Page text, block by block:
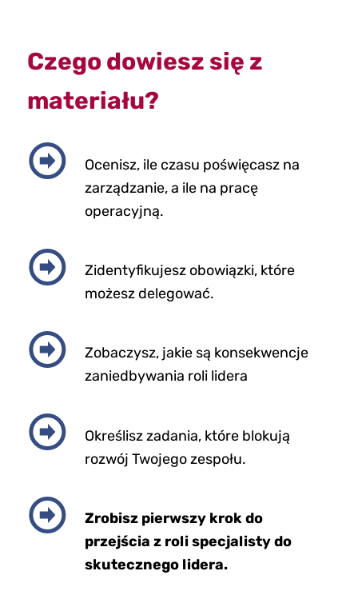
Czego dowiesz się z
materiału?
Ocenisz, ile czasu poświęcasz na
zarządzanie, a ile na pracę
operacyjną.
Zidentyfikujesz obowiązki, które
możesz delegować.
Zobaczysz, jakie są konsekwencje
zaniedbywania roli lidera
Określisz zadania, które blokują
rozwój Twojego zespołu.
Zrobisz pierwszy krok do
przejścia z roli specjalisty do
skutecznego lidera.